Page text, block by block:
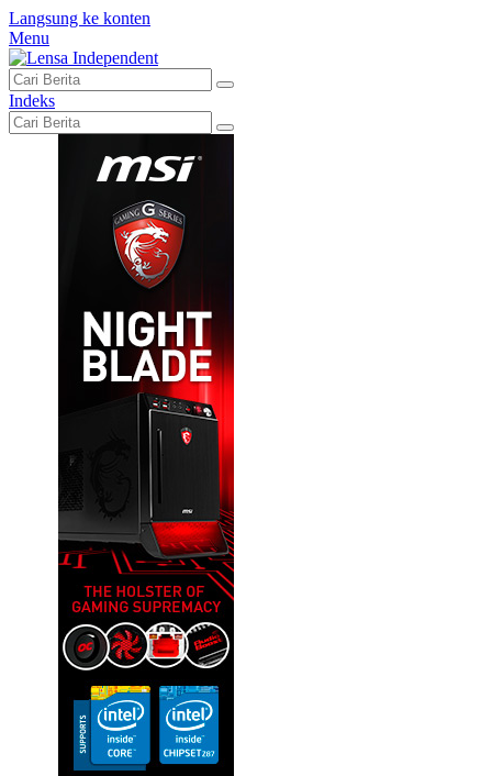
Langsung ke konten
Menu
Indeks